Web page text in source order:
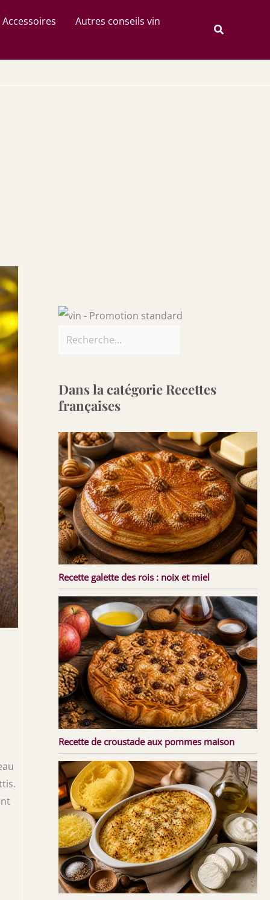
Accessoires Autres conseils vin
Rechercher
Dans la catégorie Recettes
françaises
Recette galette des rois : noix et miel
Recette de croustade aux pommes maison